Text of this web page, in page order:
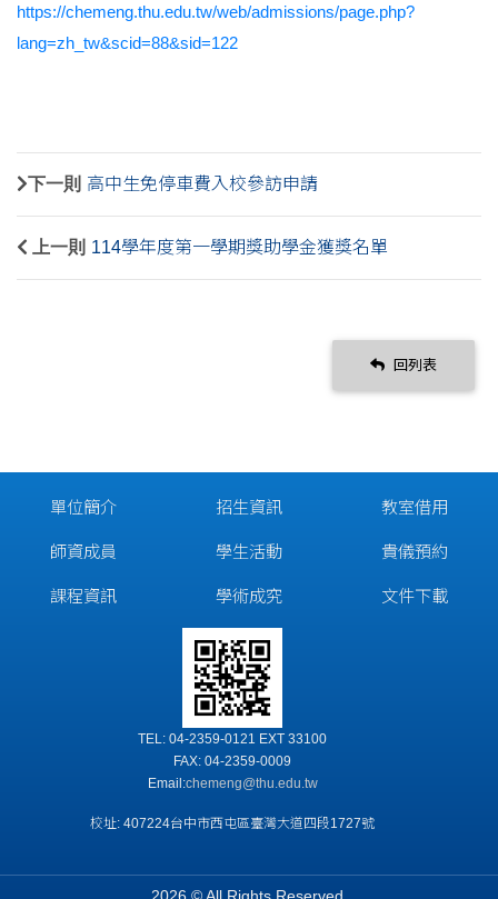
https://chemeng.thu.edu.tw/web/admissions/page.php?
lang=zh_tw&scid=88&sid=122
下一則 高中生免停車費入校參訪申請
上一則 114學年度第一學期獎助學金獲獎名單
回列表
單位簡介
師資成員
課程資訊
招生資訊
學生活動
學術成究
教室借用
貴儀預約
文件下載
TEL: 04-2359-0121 EXT 33100
FAX: 04-2359-0009
Email:chemeng@thu.edu.tw
校址: 407224台中市西屯區臺灣大道四段1727號